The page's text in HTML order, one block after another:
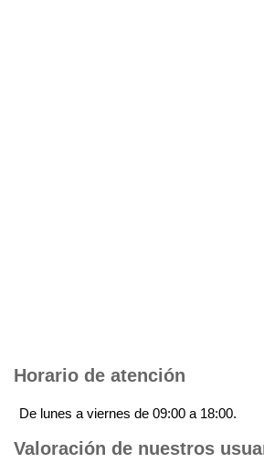
Horario de atención
De lunes a viernes de 09:00 a 18:00.
Valoración de nuestros